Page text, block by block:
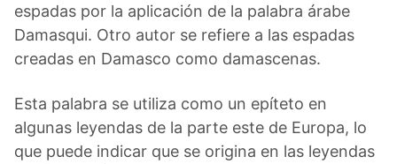
espadas por la aplicación de la palabra árabe
Damasqui. Otro autor se refiere a las espadas
creadas en Damasco como damascenas.
Esta palabra se utiliza como un epíteto en
algunas leyendas de la parte este de Europa, lo
que puede indicar que se origina en las leyendas